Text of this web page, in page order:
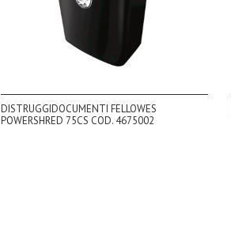
DISTRUGGIDOCUMENTI FELLOWES
POWERSHRED 75CS COD. 4675002